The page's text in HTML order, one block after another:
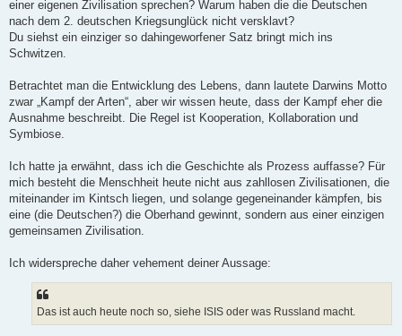
einer eigenen Zivilisation sprechen? Warum haben die die Deutschen
nach dem 2. deutschen Kriegsunglück nicht versklavt?
Du siehst ein einziger so dahingeworfener Satz bringt mich ins
Schwitzen.
Betrachtet man die Entwicklung des Lebens, dann lautete Darwins Motto
zwar „Kampf der Arten“, aber wir wissen heute, dass der Kampf eher die
Ausnahme beschreibt. Die Regel ist Kooperation, Kollaboration und
Symbiose.
Ich hatte ja erwähnt, dass ich die Geschichte als Prozess auffasse? Für
mich besteht die Menschheit heute nicht aus zahllosen Zivilisationen, die
miteinander im Kintsch liegen, und solange gegeneinander kämpfen, bis
eine (die Deutschen?) die Oberhand gewinnt, sondern aus einer einzigen
gemeinsamen Zivilisation.
Ich widerspreche daher vehement deiner Aussage:
Das ist auch heute noch so, siehe ISIS oder was Russland macht.